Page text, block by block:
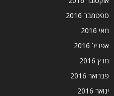
ספטמבר 2016
מאי 2016
אפריל 2016
מרץ 2016
פברואר 2016
ינואר 2016